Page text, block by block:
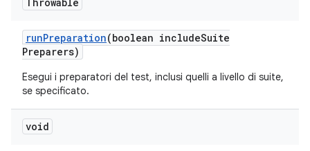
runPreparation(boolean includeSuite
Preparers)
Esegui i preparatori del test, inclusi quelli a livello di suite,
se specificato.
void